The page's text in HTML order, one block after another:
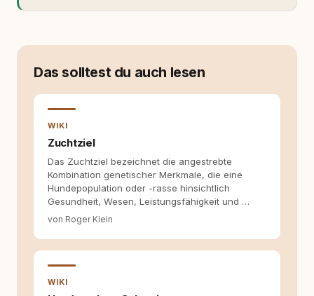
entsteht echte Bindung dort, wo Verständnis
Entwicklung entstand rundum.dog – ein
und der Schweiz. Meine Überzeugung:
Hund versteht, trifft bessere Entscheidungen –
Das solltest du auch lesen
WIKI
Zuchtziel
Das Zuchtziel bezeichnet die angestrebte
Kombination genetischer Merkmale, die eine
Hundepopulation oder -rasse hinsichtlich
Gesundheit, Wesen, Leistungsfähigkeit und …
von Roger Klein
WIKI